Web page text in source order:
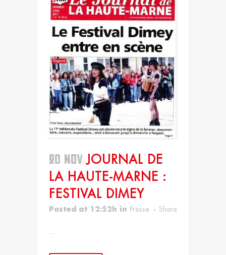
20 NOV JOURNAL DE
LA HAUTE-MARNE :
FESTIVAL DIMEY
Posted at 12:52h in Presse Share